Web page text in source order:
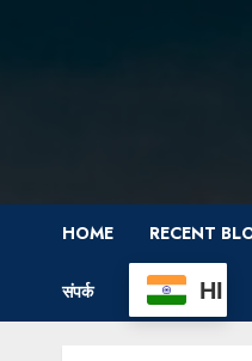
HOME RECENT
संपर्क HI